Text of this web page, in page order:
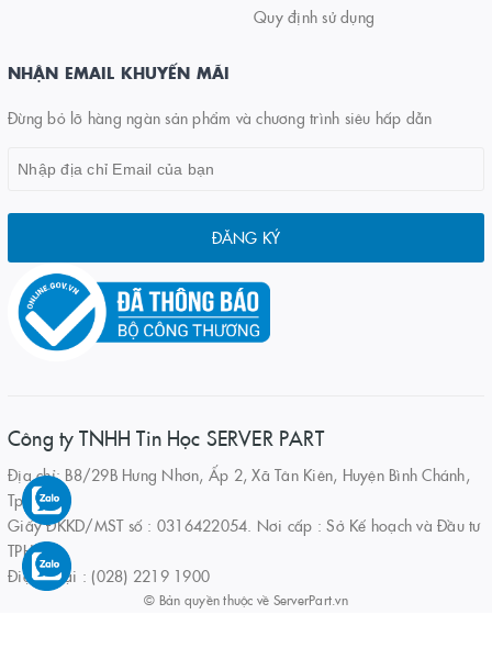
Quy định sử dụng
NHẬN EMAIL KHUYẾN MÃI
Đừng bỏ lỡ hàng ngàn sản phẩm và chương trình siêu hấp dẫn
ĐĂNG KÝ
Công ty TNHH Tin Học SERVER PART
Địa chỉ: B8/29B Hưng Nhơn, Ấp 2, Xã Tân Kiên, Huyện Bình Chánh,
Tp.HCM
Giấy ĐKKD/MST số : 0316422054. Nơi cấp : Sở Kế hoạch và Đầu tư
TPHCM
Điện thoại : (028) 2219 1900
© Bản quyền thuộc về ServerPart.vn